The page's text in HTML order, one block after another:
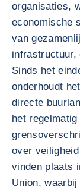
organisaties,
economische
van
infrastructuur,
Sinds het
onderhoudt
directe
het
over
vinden plaats
Union,